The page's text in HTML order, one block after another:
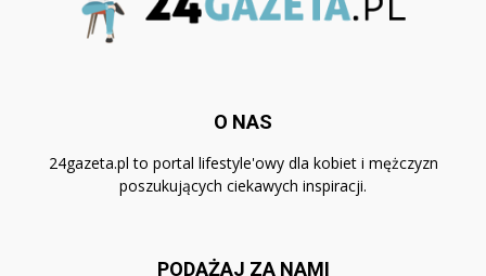
O NAS
24gazeta.pl to portal lifestyle'owy dla kobiet i mężczyzn
poszukujących ciekawych inspiracji.
PODĄŻAJ ZA NAMI